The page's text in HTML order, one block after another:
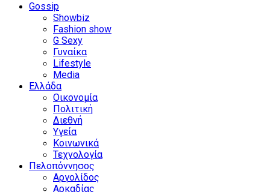
Gossip
Showbiz
Fashion show
G Sexy
Γυναίκα
Lifestyle
Media
Ελλάδα
Οικονομία
Πολιτική
Διεθνή
Υγεία
Κοινωνικά
Τεχνολογία
Πελοπόννησος
Αργολίδος
Αρκαδίας